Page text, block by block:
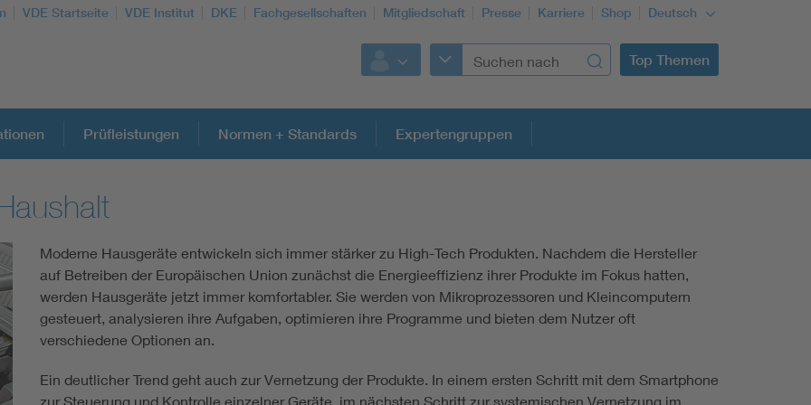
VDE Startseite VDE Institut DKE Fachgesellschaften Mitgliedschaft Presse Karriere Shop Deutsch
Top Themen
Weitere Themen
Assisted Living
Electromobility
Building Services Engineering
Information and communications technology ICT
Prüfleistungen Normen + Standards Expertengruppen
Moderne Hausgeräte entwickeln sich immer stärker zu High-Tech Produkten. Nachdem die Hersteller
auf Betreiben der Europäischen Union zunächst die Energieeffizienz ihrer Produkte im Fokus hatten,
werden Hausgeräte jetzt immer komfortabler. Sie werden von Mikroprozessoren und Kleincomputern
gesteuert, analysieren ihre Aufgaben, optimieren ihre Programme und bieten dem Nutzer oft
verschiedene Optionen an.
Ein deutlicher Trend geht auch zur Vernetzung der Produkte. In einem ersten Schritt mit dem Smartphone
zur Steuerung und Kontrolle einzelner Geräte, im nächsten Schritt zur systemischen Vernetzung im